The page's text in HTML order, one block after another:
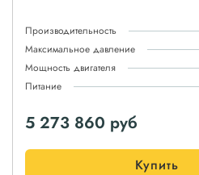
Производительность
Максимальное давление
Мощность двигателя
Питание
5 273 860 руб
Купить